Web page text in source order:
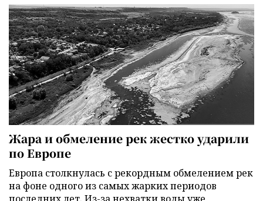
Жара и обмеление рек жестко ударили
по Европе
Европа столкнулась с рекордным обмелением рек
на фоне одного из самых жарких периодов